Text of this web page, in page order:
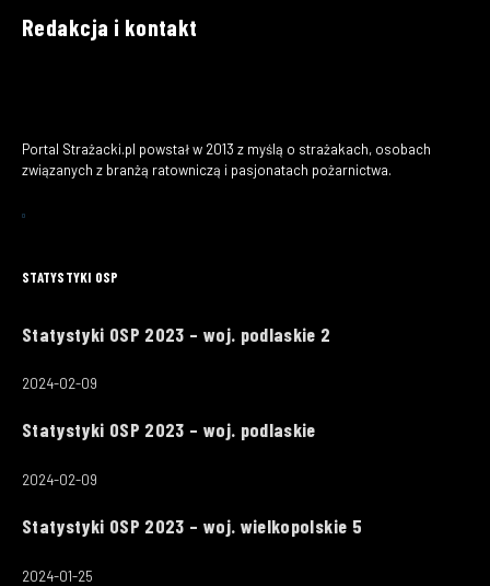
Redakcja i kontakt
Portal Strażacki.pl powstał w 2013 z myślą o strażakach, osobach
związanych z branżą ratowniczą i pasjonatach pożarnictwa.
STATYSTYKI OSP
Statystyki OSP 2023 – woj. podlaskie 2
2024-02-09
Statystyki OSP 2023 – woj. podlaskie
2024-02-09
Statystyki OSP 2023 – woj. wielkopolskie 5
2024-01-25